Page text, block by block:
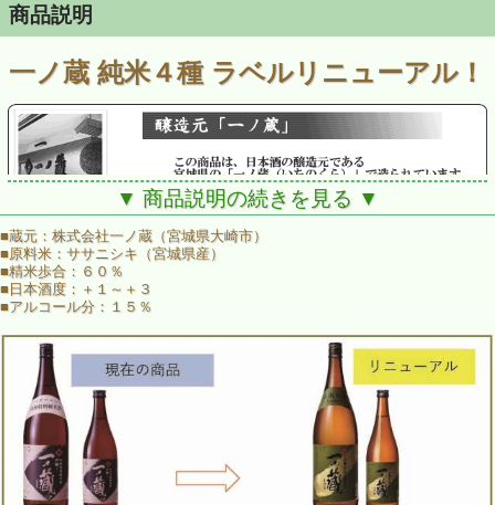
商品説明
一ノ蔵 純米４種 ラベルリニューアル！
１年以上の熟成を経て
山廃ならではの酸が切れル
宮城産環境保全米Ｂタイプのササニシキを使用し、１年以上
の熟成期間を経て醸された特別純米酒。
▼ 商品説明の続きを見る ▼
■蔵元：株式会社一ノ蔵（宮城県大崎市）
■原料米：ササニシキ（宮城県産）
■精米歩合：６０％
■日本酒度：＋１～＋３
■アルコール分：１５％